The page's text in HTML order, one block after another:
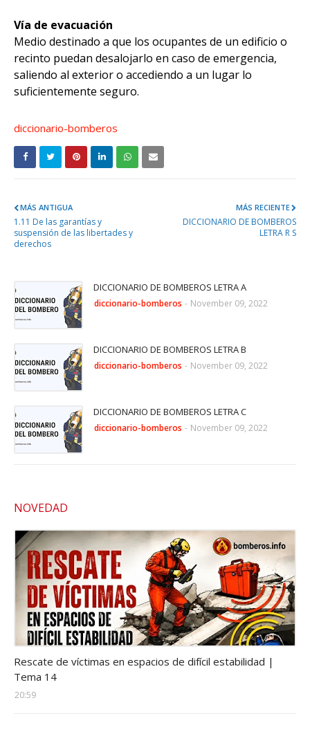
Vía de evacuación
Medio destinado a que los ocupantes de un edificio o
recinto puedan desalojarlo en caso de emergencia,
saliendo al exterior o accediendo a un lugar lo
suficientemente seguro.
diccionario-bomberos
MÁS RECIENTE
DICCIONARIO DE BOMBEROS
LETRA R S
MÁS ANTIGUA
1.11 De las garantías y
suspensión de las libertades y
derechos
DICCIONARIO DE BOMBEROS LETRA A
diccionario-bomberos - November 09, 2022
DICCIONARIO DE BOMBEROS LETRA B
diccionario-bomberos - November 09, 2022
DICCIONARIO DE BOMBEROS LETRA C
diccionario-bomberos - November 09, 2022
NOVEDAD
Rescate de víctimas en espacios de difícil estabilidad |
Tema 14
20:59